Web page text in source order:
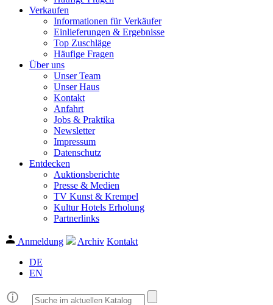
Verkaufen
Informationen für Verkäufer
Einlieferungen & Ergebnisse
Top Zuschläge
Häufige Fragen
Über uns
Unser Team
Unser Haus
Kontakt
Anfahrt
Jobs & Praktika
Newsletter
Impressum
Datenschutz
Entdecken
Auktionsberichte
Presse & Medien
TV Kunst & Krempel
Kultur Hotels Erholung
Partnerlinks
Anmeldung Archiv Kontakt
DE
EN